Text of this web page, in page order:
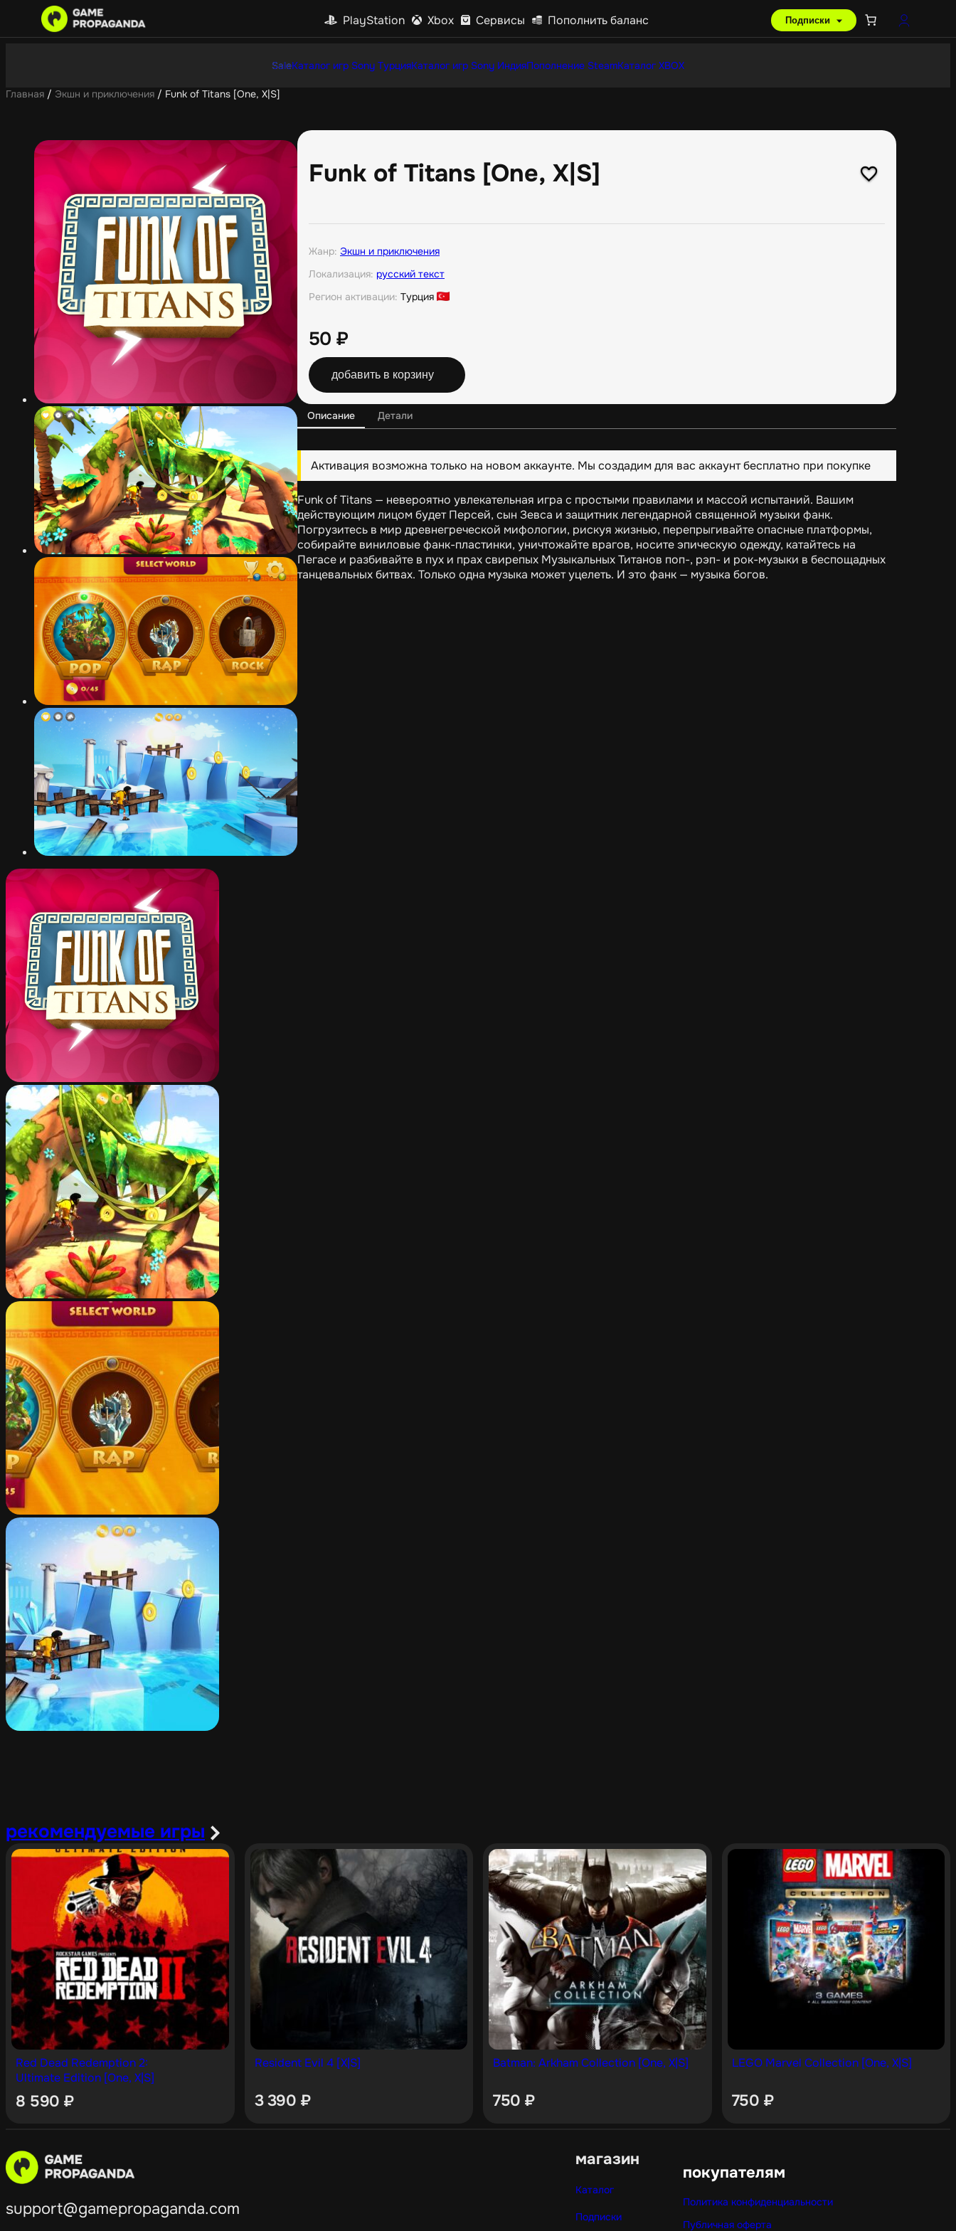
PlayStation Xbox Сервисы Пополнить баланс Подписки
SaleКаталог игр Sony ТурцияКаталог игр Sony ИндияПополнение SteamКаталог XBOX
Главная / Экшн и приключения / Funk of Titans [One, X|S]
Funk of Titans [One, X|S]
Жанр: Экшн и приключения
Локализация: русский текст
Регион активации: Турция
50 ₽
добавить в корзину
Описание Детали
Активация возможна только на новом аккаунте. Мы создадим для вас аккаунт бесплатно при покупке
Funk of Titans — невероятно увлекательная игра с простыми правилами и массой испытаний. Вашим
действующим лицом будет Персей, сын Зевса и защитник легендарной священной музыки фанк.
Погрузитесь в мир древнегреческой мифологии, рискуя жизнью, перепрыгивайте опасные платформы,
собирайте виниловые фанк-пластинки, уничтожайте врагов, носите эпическую одежду, катайтесь на
Пегасе и разбивайте в пух и прах свирепых Музыкальных Титанов поп-, рэп- и рок-музыки в беспощадных
танцевальных битвах. Только одна музыка может уцелеть. И это фанк — музыка богов.
рекомендуемые игры
Red Dead Redemption 2:
Ultimate Edition [One, X|S]
8 590 ₽
Resident Evil 4 [X|S]
3 390 ₽
Batman: Arkham Collection [One, X|S]
750 ₽
LEGO Marvel Collection [One, X|S]
750 ₽
support@gamepropaganda.com
магазин
Каталог
Подписки
покупателям
Политика конфиденциальности
Публичная оферта